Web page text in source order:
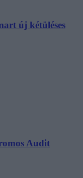
új kétüléses
Audit